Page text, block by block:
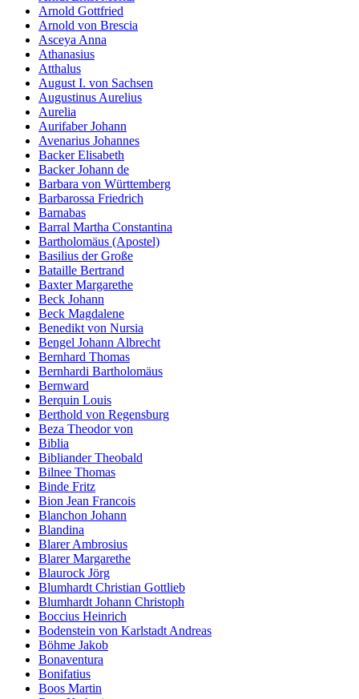
Arnold Gottfried
Arnold von Brescia
Asceya Anna
Athanasius
Atthalus
August I. von Sachsen
Augustinus Aurelius
Aurelia
Aurifaber Johann
Avenarius Johannes
Backer Elisabeth
Backer Johann de
Barbara von Württemberg
Barbarossa Friedrich
Barnabas
Barral Martha Constantina
Bartholomäus (Apostel)
Basilius der Große
Bataille Bertrand
Baxter Margarethe
Beck Johann
Beck Magdalene
Benedikt von Nursia
Bengel Johann Albrecht
Bernhard Thomas
Bernhardi Bartholomäus
Bernward
Berquin Louis
Berthold von Regensburg
Beza Theodor von
Biblia
Bibliander Theobald
Bilnee Thomas
Binde Fritz
Bion Jean Francois
Blanchon Johann
Blandina
Blarer Ambrosius
Blarer Margarethe
Blaurock Jörg
Blumhardt Christian Gottlieb
Blumhardt Johann Christoph
Boccius Heinrich
Bodenstein von Karlstadt Andreas
Böhme Jakob
Bonaventura
Bonifatius
Boos Martin